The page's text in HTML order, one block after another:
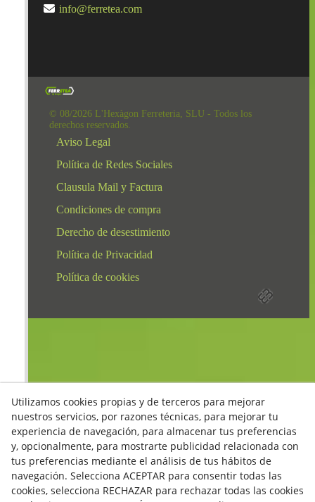
info@ferretea.com
© 08/2026 L'Hexàgon Ferreteria, SLU - Todos los
derechos reservados.
Aviso Legal
Política de Redes Sociales
Clausula Mail y Factura
Condiciones de compra
Derecho de desestimiento
Política de Privacidad
Política de cookies
Utilizamos cookies propias y de terceros para mejorar
nuestros servicios, por razones técnicas, para mejorar tu
experiencia de navegación, para almacenar tus preferencias
y, opcionalmente, para mostrarte publicidad relacionada con
tus preferencias mediante el análisis de tus hábitos de
navegación. Selecciona ACEPTAR para consentir todas las
cookies, selecciona RECHAZAR para rechazar todas las cookies